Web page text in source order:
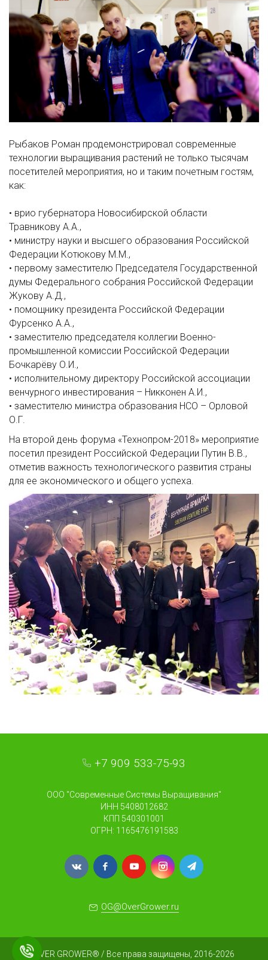
Рыбаков Роман продемонстрировал современные
технологии выращивания растений не только тысячам
посетителей мероприятия, но и таким почетным гостям,
как:
• врио губернатора Новосибирской области
Травникову А.А.,
• министру науки и высшего образования Российской
Федерации Котюкову М.М.,
• первому заместителю Председателя Государственной
думы Федерального собрания Российской Федерации
Жукову А.Д.,
• помощнику президента Российской Федерации
Фурсенко А.А.,
• заместителю председателя коллегии Военно-
промышленной комиссии Российской Федерации
Бочкарёву О.И.,
• исполнительному директору Российской ассоциации
венчурного инвестирования – Никконен А.И.,
• заместителю министра образования НСО – Орловой
О.Г.
На второй день форума «Технопром-2018» мероприятие
посетил президент Российской Федерации Путин В.В.,
отметив важность технологического развития страны
для ее экономического и общего успеха.
+7 909 533-75-93
ООО "Современные Системы Выращивания"
ИНН 5408012682
КПП 540301001
ОГРН: 1165476191583
OG@OverGrower.ru
OVER GROWER® / Все права защищены, 2016-2026